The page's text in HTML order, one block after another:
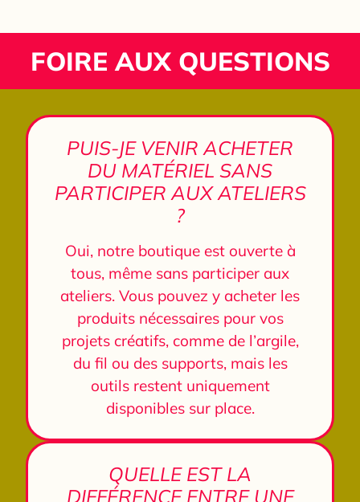
FOIRE AUX QUESTIONS
PUIS-JE VENIR ACHETER
DU MATÉRIEL SANS
PARTICIPER AUX ATELIERS
?
Oui, notre boutique est ouverte à
tous, même sans participer aux
ateliers. Vous pouvez y acheter les
produits nécessaires pour vos
projets créatifs, comme de l’argile,
du fil ou des supports, mais les
outils restent uniquement
disponibles sur place.
QUELLE EST LA
DIFFÉRENCE ENTRE UNE